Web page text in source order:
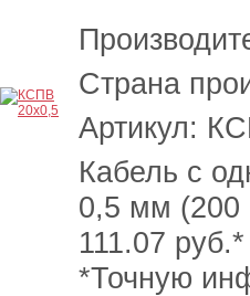
Страна
Артикул:
Кабель с
0,5 мм (200
111.07 руб.*
*Точную